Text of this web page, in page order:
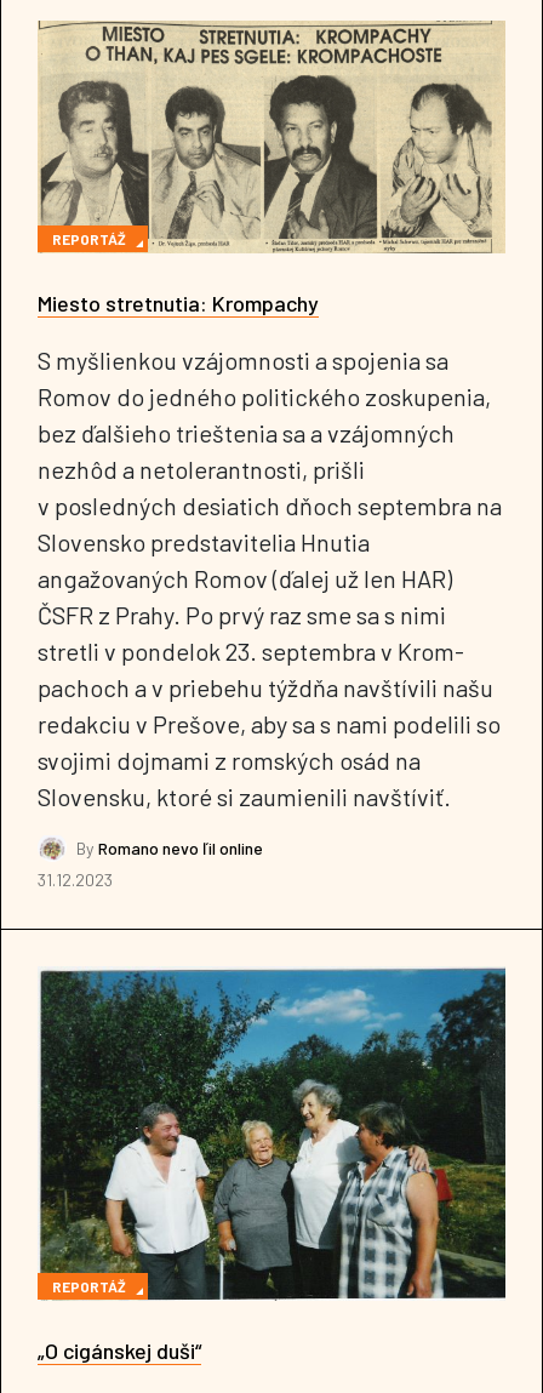
REPORTÁŽ
Miesto stretnutia: Krompachy
S myšlienkou vzájomnosti a spojenia sa
Romov do jedného politického zoskupenia,
bez ďalšieho trieštenia sa a vzájomných
nezhôd a netolerantnosti, prišli
v posledných desiatich dňoch septembra na
Slovensko predstavitelia Hnutia
angažovaných Romov (ďalej už len HAR)
ČSFR z Prahy. Po prvý raz sme sa s nimi
stretli v pondelok 23. septembra v Krom-
pachoch a v priebehu týždňa navštívili našu
redakciu v Prešove, aby sa s nami podelili so
svojimi dojmami z romských osád na
Slovensku, ktoré si zaumienili navštíviť.
By Romano nevo ľil online
31.12.2023
REPORTÁŽ
„O cigánskej duši“